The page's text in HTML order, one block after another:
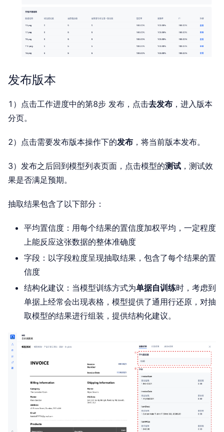
发布版本
1）点击工作进度中的第8步 发布，点击去发布 ，进入版本
分页。
2）点击需要发布版本操作下的发布 ，将当前版本发布。
3）发布之后回到模型列表页面，点击模型的测试 ，测试效
果是否满足预期。
抽取结果包含了以下部分：
平均置信度：用每个结果的置信度加权平均，一定程度
上能反应这张数据的整体准确度
字段：以字段粒度呈现抽取结果，包含了每个结果的置
信度
结构化建议：当模型训练方式为单据自训练时，考虑到
单据上经常会出现表格，模型提供了通用行还原，对抽
取模型的结果进行组装，提供结构化建议。